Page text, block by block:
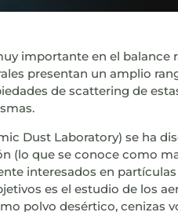
importante en el balance
presentan un amplio
de scattering de
Dust Laboratory) se ha
(lo que se conoce como
interesados en
es el estudio de los
polvo desértico, cenizas